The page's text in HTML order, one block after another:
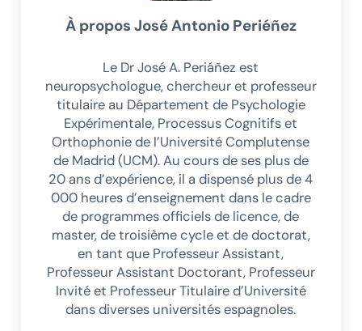
À propos José Antonio Periéñez
Le Dr José A. Periáñez est
neuropsychologue, chercheur et professeur
titulaire au Département de Psychologie
Expérimentale, Processus Cognitifs et
Orthophonie de l’Université Complutense
de Madrid (UCM). Au cours de ses plus de
20 ans d’expérience, il a dispensé plus de 4
000 heures d’enseignement dans le cadre
de programmes officiels de licence, de
master, de troisième cycle et de doctorat,
en tant que Professeur Assistant,
Professeur Assistant Doctorant, Professeur
Invité et Professeur Titulaire d’Université
dans diverses universités espagnoles.